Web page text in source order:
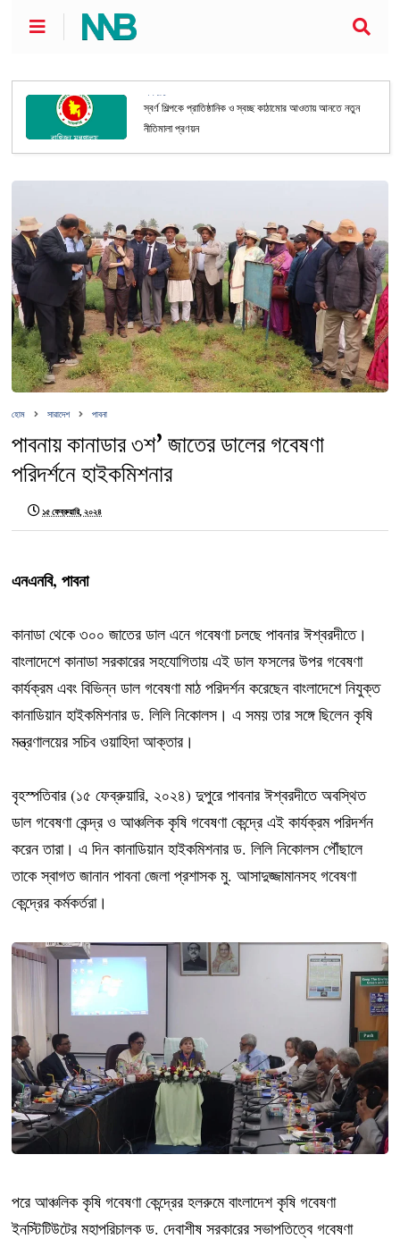
স্বর্ণ শিল্পকে প্রাতিষ্ঠানিক ও স্বচ্ছ কাঠামোর আওতায় আনতে নতুন
নীতিমালা প্রণয়ন
হোম সারাদেশ পাবনা
পাবনায় কানাডার ৩শ’ জাতের ডালের গবেষণা
পরিদর্শনে হাইকমিশনার
১৫ ফেব্রুয়ারি, ২০২৪
এনএনবি, পাবনা
কানাডা থেকে ৩০০ জাতের ডাল এনে গবেষণা চলছে পাবনার ঈশ্বরদীতে।
বাংলাদেশে কানাডা সরকারের সহযোগিতায় এই ডাল ফসলের উপর গবেষণা
কার্যক্রম এবং বিভিন্ন ডাল গবেষণা মাঠ পরিদর্শন করেছেন বাংলাদেশে নিযুক্ত
কানাডিয়ান হাইকমিশনার ড. লিলি নিকোলস। এ সময় তার সঙ্গে ছিলেন কৃষি
মন্ত্রণালয়ের সচিব ওয়াহিদা আক্তার।
বৃহস্পতিবার (১৫ ফেব্রুয়ারি, ২০২৪) দুপুরে পাবনার ঈশ্বরদীতে অবস্থিত
ডাল গবেষণা কেন্দ্র ও আঞ্চলিক কৃষি গবেষণা কেন্দ্রে এই কার্যক্রম পরিদর্শন
করেন তারা। এ দিন কানাডিয়ান হাইকমিশনার ড. লিলি নিকোলস পৌঁছালে
তাকে স্বাগত জানান পাবনা জেলা প্রশাসক মু. আসাদুজ্জামানসহ গবেষণা
কেন্দ্রের কর্মকর্তরা।
পরে আঞ্চলিক কৃষি গবেষণা কেন্দ্রের হলরুমে বাংলাদেশ কৃষি গবেষণা
ইনস্টিটিউটের মহাপরিচালক ড. দেবাশীষ সরকারের সভাপতিত্বে গবেষণা